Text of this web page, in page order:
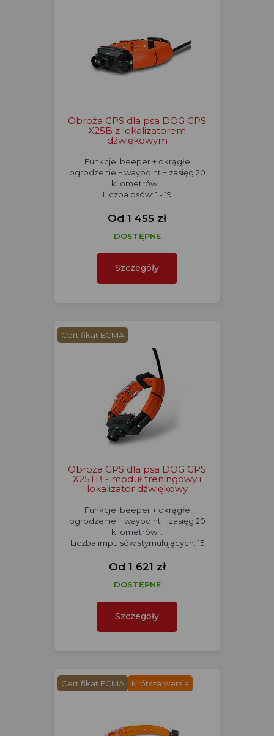
Obroża GPS dla psa DOG GPS
X25B z lokalizatorem
dźwiękowym
Funkcje: beeper + okrągłe
ogrodzenie + waypoint + zasięg 20
kilometrów...
Liczba psów: 1 - 19
Od 1 455 zł
DOSTĘPNE
Szczegóły
Certifikat ECMA
Obroża GPS dla psa DOG GPS
X25TB - moduł treningowy i
lokalizator dźwiękowy
Funkcje: beeper + okrągłe
ogrodzenie + waypoint + zasięg 20
kilometrów...
Liczba impulsów stymulujących: 15
Od 1 621 zł
DOSTĘPNE
Szczegóły
Certifikat ECMA Krótsza wersja